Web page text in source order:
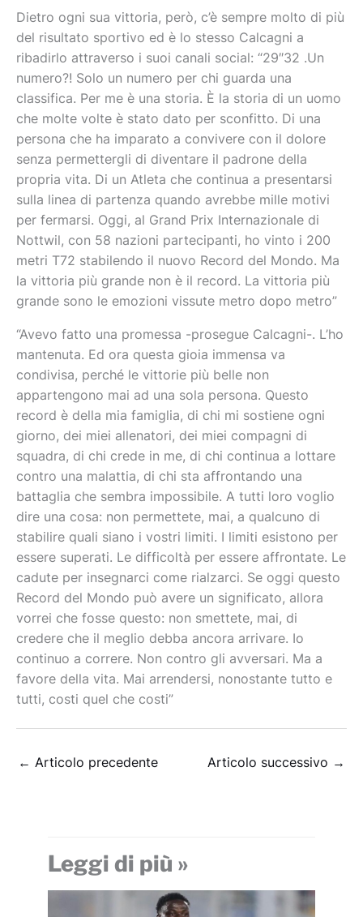
Dietro ogni sua vittoria, però, c’è sempre molto di più
del risultato sportivo ed è lo stesso Calcagni a
ribadirlo attraverso i suoi canali social: “29″32 .Un
numero?! Solo un numero per chi guarda una
classifica. Per me è una storia. È la storia di un uomo
che molte volte è stato dato per sconfitto. Di una
persona che ha imparato a convivere con il dolore
senza permettergli di diventare il padrone della
propria vita. Di un Atleta che continua a presentarsi
sulla linea di partenza quando avrebbe mille motivi
per fermarsi. Oggi, al Grand Prix Internazionale di
Nottwil, con 58 nazioni partecipanti, ho vinto i 200
metri T72 stabilendo il nuovo Record del Mondo. Ma
la vittoria più grande non è il record. La vittoria più
grande sono le emozioni vissute metro dopo metro”
“Avevo fatto una promessa -prosegue Calcagni-. L’ho
mantenuta. Ed ora questa gioia immensa va
condivisa, perché le vittorie più belle non
appartengono mai ad una sola persona. Questo
record è della mia famiglia, di chi mi sostiene ogni
giorno, dei miei allenatori, dei miei compagni di
squadra, di chi crede in me, di chi continua a lottare
contro una malattia, di chi sta affrontando una
battaglia che sembra impossibile. A tutti loro voglio
dire una cosa: non permettete, mai, a qualcuno di
stabilire quali siano i vostri limiti. I limiti esistono per
essere superati. Le difficoltà per essere affrontate. Le
cadute per insegnarci come rialzarci. Se oggi questo
Record del Mondo può avere un significato, allora
vorrei che fosse questo: non smettete, mai, di
credere che il meglio debba ancora arrivare. Io
continuo a correre. Non contro gli avversari. Ma a
favore della vita. Mai arrendersi, nonostante tutto e
tutti, costi quel che costi”
← Articolo precedente Articolo successivo →
Leggi di più »